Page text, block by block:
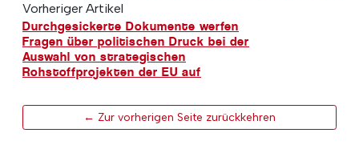
Vorheriger Artikel
Durchgesickerte Dokumente werfen
Fragen über politischen Druck bei der
Auswahl von strategischen
Rohstoffprojekten der EU auf
← Zur vorherigen Seite zurückkehren